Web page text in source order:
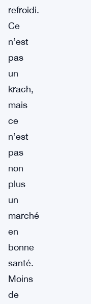
refroidi.
Ce
n’est
pas
un
krach,
mais
ce
n’est
pas
non
plus
un
marché
en
bonne
santé.
Moins
de